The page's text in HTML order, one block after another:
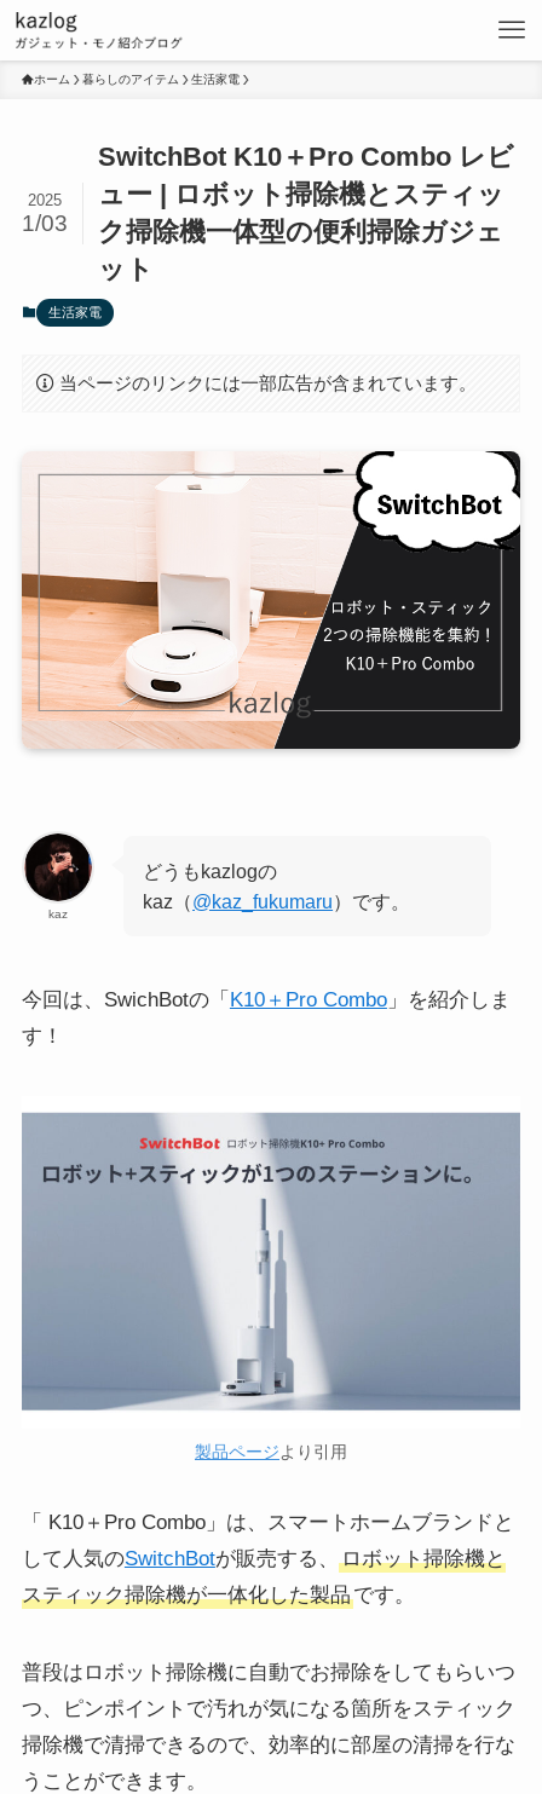
ホーム 暮らしのアイテム 生活家電
SwitchBot K10＋Pro Combo レビ
ュー | ロボット掃除機とスティッ
ク掃除機一体型の便利掃除ガジェ
ット
2025
1/03
生活家電
当ページのリンクには一部広告が含まれています。
kaz
どうもkazlogの
kaz（@kaz_fukumaru）です。
今回は、SwichBotの「 K10＋Pro Combo」を紹介しま
す！
製品ページ より引用
「 K10＋Pro Combo」は、スマートホームブランドと
して人気のSwitchBotが販売する、
ロボット掃除機と
スティック掃除機が一体化した製品です。
普段はロボット掃除機に自動でお掃除をしてもらいつ
つ、ピンポイントで汚れが気になる箇所をスティック
掃除機で清掃できるので、効率的に部屋の清掃を行な
うことができます。